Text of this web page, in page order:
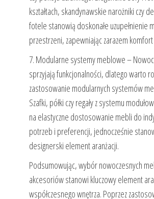
kształtach, skandynawskie narożniki czy
fotele stanowią doskonałe uzupełnienie
przestrzeni, zapewniając zarazem
7. Modularne systemy meblowe –
sprzyjają funkcjonalności, dlatego warto
zastosowanie modularnych systemów
Szafki, półki czy regały z systemu
na elastyczne dostosowanie mebli do
potrzeb i preferencji, jednocześnie
designerski element aranżacji.
Podsumowując, wybór nowoczesnych
akcesoriów stanowi kluczowy element
współczesnego wnętrza. Poprzez